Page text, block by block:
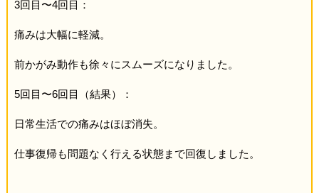
3回目〜4回目：
痛みは大幅に軽減。
前かがみ動作も徐々にスムーズになりました。
5回目〜6回目（結果）：
日常生活での痛みはほぼ消失。
仕事復帰も問題なく行える状態まで回復しました。